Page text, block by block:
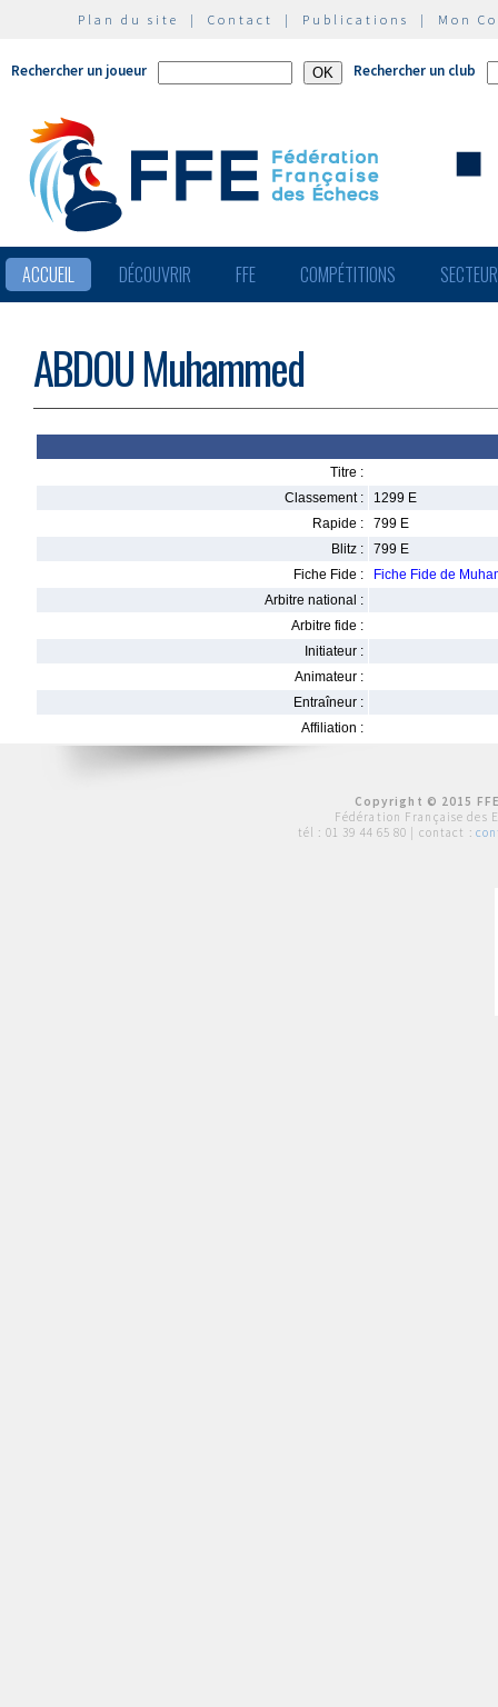
Plan du site | Contact | Publications | Mon
Rechercher un joueur Rechercher un club
ACCUEIL DÉCOUVRIR FFE COMPÉTITIONS
ABDOU Muhammed
Titre :
Classement :
1299 E
Rapide :
799 E
Blitz :
799 E
Fiche Fide :
Fiche Fide de
Arbitre national :
Arbitre fide :
Initiateur :
Animateur :
Entraîneur :
Affiliation :
Copyright © 2015
Fédération Française des
tél : 01 39 44 65 80 | contact :